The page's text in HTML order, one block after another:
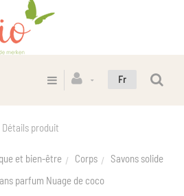
Fr
Détails produit
et bien-être Corps
Savons solide
parfum Nuage de coco